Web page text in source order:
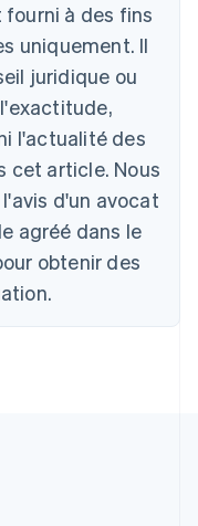
à des fins
uniquement. Il
juridique ou
l'actualité des
cet article. Nous
d'un avocat
agréé dans le
obtenir des